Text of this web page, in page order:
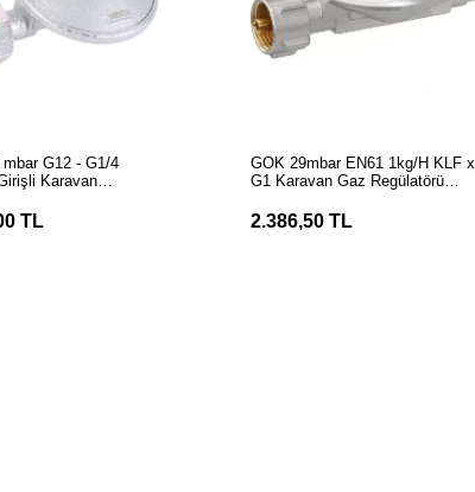
mbar G12 - G1/4
Karavan
TL
GOK 29mbar EN61 1kg/H KLF x
G1 Karavan Gaz Regülatörü
2.386,50 TL